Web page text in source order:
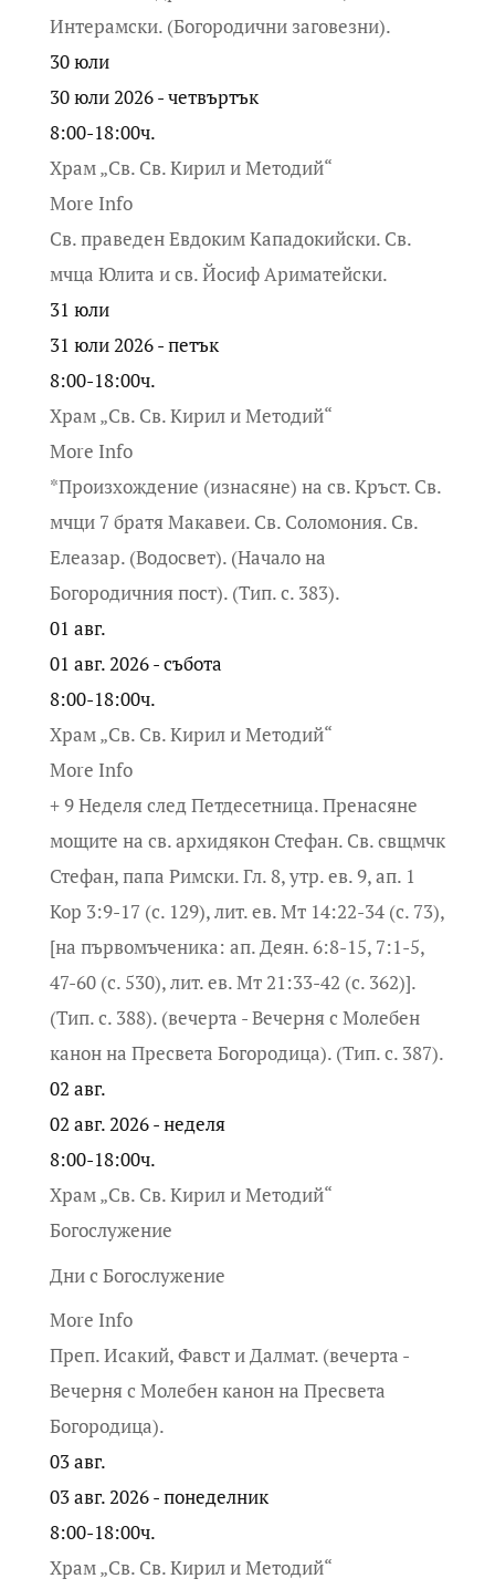
Интерамски. (Богородични заговезни).
30юли
30 юли 2026 - четвъртък
8:00-18:00ч.
Храм „Св. Св. Кирил и Методий“
More Info
Св. праведен Евдоким Кападокийски. Св.
мчца Юлита и св. Йосиф Ариматейски.
31 юли
31 юли 2026 - петък
8:00-18:00ч.
Храм „Св. Св. Кирил и Методий“
More Info
*Произхождение (изнасяне) на св. Кръст. Св.
мчци 7 братя Макавеи. Св. Соломония. Св.
Елеазар. (Водосвет). (Начало на
Богородичния пост). (Тип. с. 383).
01 авг.
01 авг. 2026 - събота
8:00-18:00ч.
Храм „Св. Св. Кирил и Методий“
More Info
+ 9 Неделя след Петдесетница. Пренасяне
мощите на св. архидякон Стефан. Св. свщмчк
Стефан, папа Римски. Гл. 8, утр. ев. 9, ап. 1
Кор 3:9-17 (с. 129), лит. ев. Мт 14:22-34 (с. 73),
[на първомъченика: ап. Деян. 6:8-15, 7:1-5,
47-60 (с. 530), лит. ев. Мт 21:33-42 (с. 362)].
(Тип. с. 388). (вечерта - Вечерня с Молебен
канон на Пресвета Богородица). (Тип. с. 387).
02 авг.
02 авг. 2026 - неделя
8:00-18:00ч.
Храм „Св. Св. Кирил и Методий“
Богослужение
Дни с Богослужение
More Info
Преп. Исакий, Фавст и Далмат. (вечерта -
Вечерня с Молебен канон на Пресвета
Богородица).
03авг.
03 авг. 2026 - понеделник
8:00-18:00ч.
Храм „Св. Св. Кирил и Методий“